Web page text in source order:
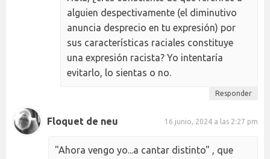
alguien despectivamente (el diminutivo
anuncia desprecio en tu expresión) por
sus características raciales constituye
una expresión racista? Yo intentaría
evitarlo, lo sientas o no.
Responder
Floquet de neu 16 junio, 2024 a las 2:27 pm
"Ahora vengo yo...a cantar distinto" , que